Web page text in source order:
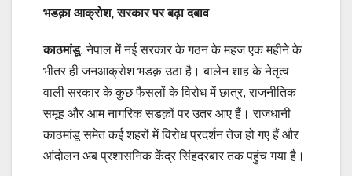
भडक़ा आक्रोश, सरकार पर बढ़ा दबाव
काठमांडू. नेपाल में नई सरकार के गठन के महज एक महीने के
भीतर ही जनआक्रोश भडक़ उठा है। बालेन शाह के नेतृत्व
वाली सरकार के कुछ फैसलों के विरोध में छात्र, राजनीतिक
समूह और आम नागरिक सडक़ों पर उतर आए हैं। राजधानी
काठमांडू समेत कई शहरों में विरोध प्रदर्शन तेज हो गए हैं और
आंदोलन अब प्रशासनिक केंद्र सिंहदरबार तक पहुंच गया है।